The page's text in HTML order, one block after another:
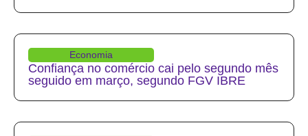
Economia
Confiança no comércio cai pelo segundo mês
seguido em março, segundo FGV IBRE